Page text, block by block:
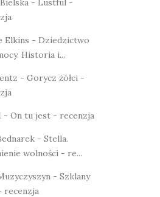
- Lustful -
Elkins - Dziedzictwo
Historia i...
- Gorycz żółci -
- On tu jest - recenzja
- Stella.
wolności - re...
- Szklany
recenzja